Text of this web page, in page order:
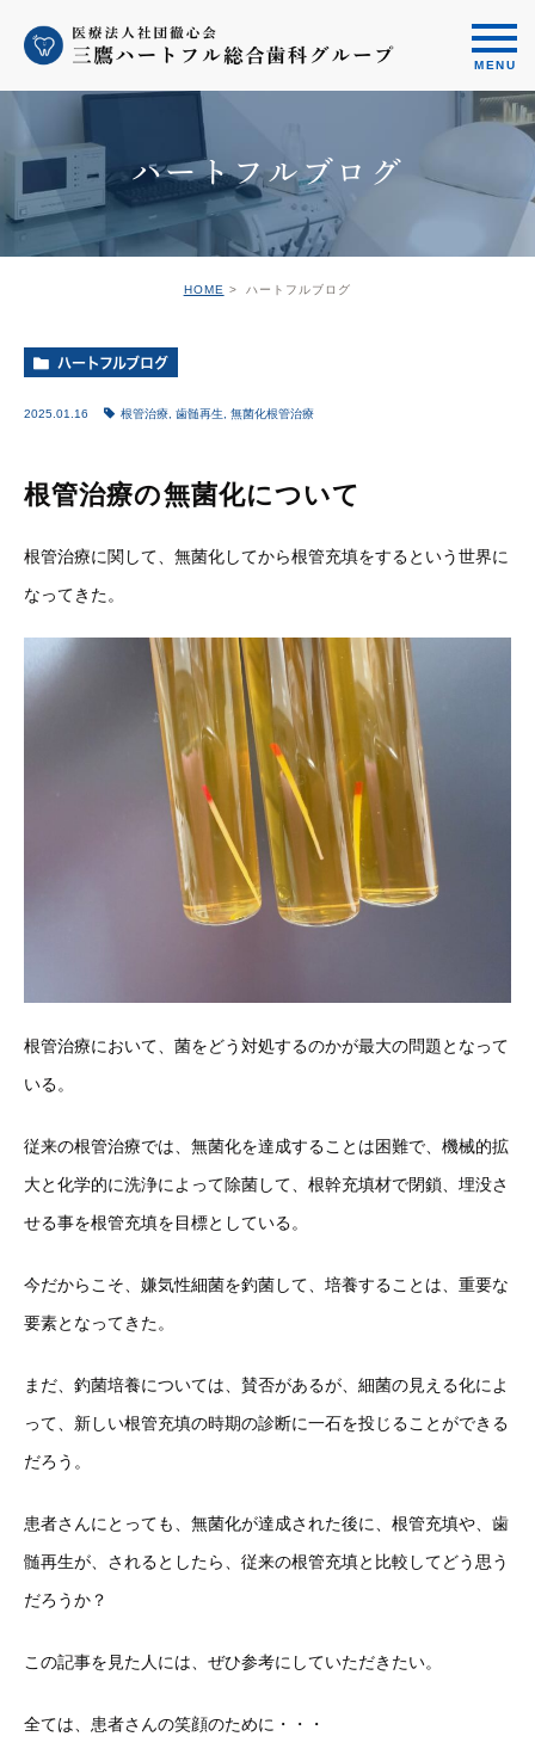
ハートフルブログ
HOME ハートフルブログ
ハートフルブログ
2025.01.16 根管治療 歯髄再生 無菌化根管治療
根管治療の無菌化について
根管治療に関して、無菌化してから根管充填をするという世界に
なってきた。
根管治療において、菌をどう対処するのかが最大の問題となって
いる。
従来の根管治療では、無菌化を達成することは困難で、機械的拡
大と化学的に洗浄によって除菌して、根幹充填材で閉鎖、埋没さ
せる事を根管充填を目標としている。
今だからこそ、嫌気性細菌を釣菌して、培養することは、重要な
要素となってきた。
まだ、釣菌培養については、賛否があるが、細菌の見える化によ
って、新しい根管充填の時期の診断に一石を投じることができる
だろう 。
患者さんにとっても、無菌化が達成された後に、根管充填や、歯
髄再生が、されるとしたら、従来の根管充填と比較してどう思う
だろ うか？
この記事を見た人には、ぜひ参考にしていただきたい。
全ては、患者さんの笑顔のために・・・